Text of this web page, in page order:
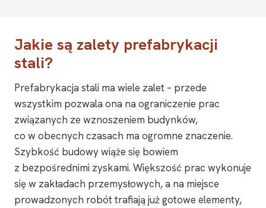
Jakie są zalety prefabrykacji
stali?
Prefabrykacja stali ma wiele zalet – przede
wszystkim pozwala ona na ograniczenie prac
związanych ze wznoszeniem budynków,
co w obecnych czasach ma ogromne znaczenie.
Szybkość budowy wiąże się bowiem
z bezpośrednimi zyskami. Większość prac wykonuje
się w zakładach przemysłowych, a na miejsce
prowadzonych robót trafiają już gotowe elementy,